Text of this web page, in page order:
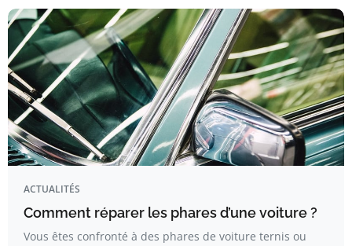
ACTUALITÉS
Comment réparer les phares d’une voiture ?
Vous êtes confronté à des phares de voiture ternis ou